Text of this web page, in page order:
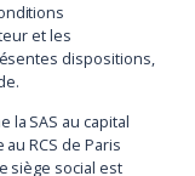
et les
dispositions,
la SAS au capital
RCS de Paris
siège social est